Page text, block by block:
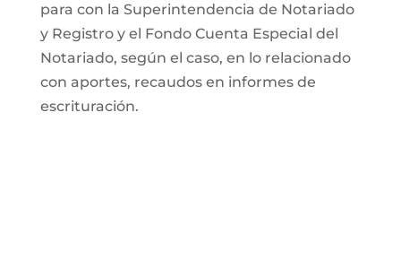
para con la Superintendencia de Notariado
y Registro y el Fondo Cuenta Especial del
Notariado, según el caso, en lo relacionado
con aportes, recaudos en informes de
escrituración.